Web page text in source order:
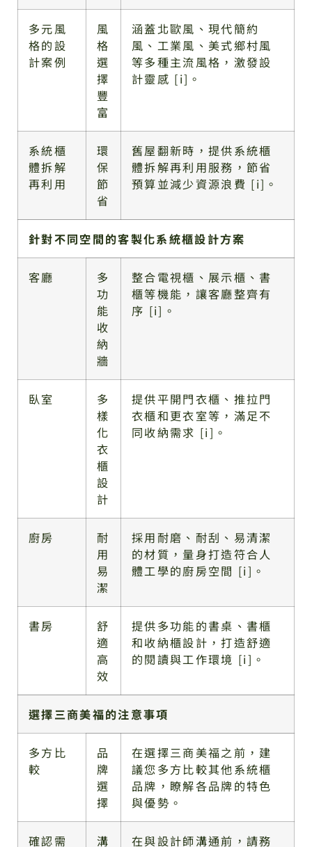
多元風
格的設
計案例
風
格
選
擇
豐
富
涵蓋北歐風、現代簡約
風、工業風、美式鄉村風
等多種主流風格，激發設
計靈感 [i]。
系統櫃
體拆解
再利用
環
保
節
省
舊屋翻新時，提供系統櫃
體拆解再利用服務，節省
預算並減少資源浪費 [i]。
針對不同空間的客製化系統櫃設計方案
客廳
多
功
能
收
納
牆
整合電視櫃、展示櫃、書
櫃等機能，讓客廳整齊有
序 [i]。
臥室
多
樣
化
衣
櫃
設
計
提供平開門衣櫃、推拉門
衣櫃和更衣室等，滿足不
同收納需求 [i]。
廚房
耐
用
易
潔
採用耐磨、耐刮、易清潔
的材質，量身打造符合人
體工學的廚房空間 [i]。
書房
舒
適
高
效
提供多功能的書桌、書櫃
和收納櫃設計，打造舒適
的閱讀與工作環境 [i]。
選擇三商美福的注意事項
多方比
較
品
牌
選
擇
在選擇三商美福之前，建
議您多方比較其他系統櫃
品牌，瞭解各品牌的特色
與優勢。
確認需
溝
在與設計師溝通前，請務